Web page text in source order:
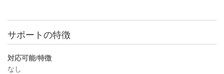
サポートの特徴
対応可能/特徴
なし